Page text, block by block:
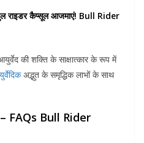
राइडर कैप्सूल आजमाएं! Bull Rider
की शक्ति के साक्षात्कार के रूप में
अद्भुत के समृद्धिक लाभों के साथ
– FAQs Bull Rider